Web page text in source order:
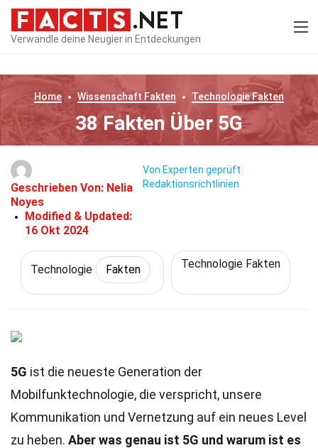
Verwandle deine Neugier in Entdeckungen
Home Wissenschaft Fakten TechnologieFakten
38 Fakten Über 5G
Geschrieben Von: Nelia
Noyes
Modified & Updated:
16 Okt 2024
Von Experten geprüft
Redaktionsrichtlinien
Technologie Fakten Technologie Fakten
5G ist die neueste Generation der
Mobilfunktechnologie, die verspricht, unsere
Kommunikation und Vernetzung auf ein neues Level
zu heben. Aber was genau ist 5G und warum ist es